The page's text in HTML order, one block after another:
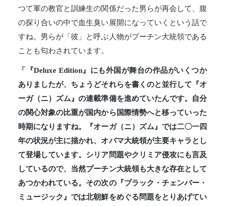
つて軍の教官と訓練生の関係だった男らが再会して、腹
の探り合いの中で血生臭い展開になっていくという話で
すね。男らが「彼」と呼ぶ人物がプーチン大統領である
ことも匂わされています。
「『Deluxe Edition』にも外国が舞台の作品がいくつか
ありましたが、ちょうどそれらを書くのと並行して『オ
ーガ（ニ）ズム』の連載準備を進めていたんです。自分
の関心対象の比重が国内から国際情勢へと移っていった
時期になりますね。『オーガ（ニ）ズム』では二〇一四
年の状況が主に描かれ、オバマ大統領が主要キャラとし
て登場しています。シリア問題やクリミア侵攻にも言及
しているので、当然プーチン大統領も大きな存在として
あつかわれている。その次の『ブラック・チェンバー・
ミュージック』では北朝鮮をめぐる問題をとりあげてい